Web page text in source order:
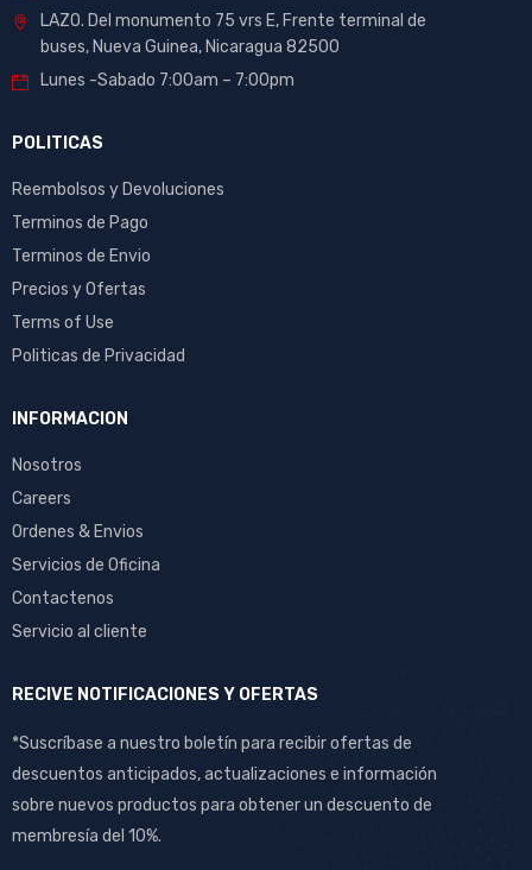
LAZO. Del monumento 75 vrs E, Frente terminal de
buses, Nueva Guinea, Nicaragua 82500
Lunes -Sabado 7:00am – 7:00pm
POLITICAS
Reembolsos y Devoluciones
Terminos de Pago
Terminos de Envio
Precios y Ofertas
Terms of Use
Politicas de Privacidad
INFORMACION
Nosotros
Careers
Ordenes & Envios
Servicios de Oficina
Contactenos
Servicio al cliente
RECIVE NOTIFICACIONES Y OFERTAS
*Suscríbase a nuestro boletín para recibir ofertas de
descuentos anticipados, actualizaciones e información
sobre nuevos productos para obtener un descuento de
membresía del 10%.